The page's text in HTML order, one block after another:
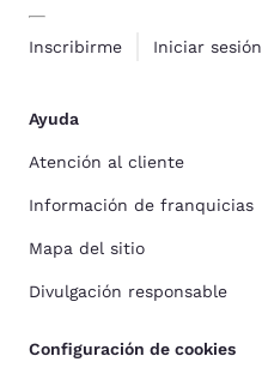
Inscribirme Iniciar sesión
Ayuda
Atención al cliente
Información de franquicias
Mapa del sitio
Divulgación responsable
Configuración de cookies